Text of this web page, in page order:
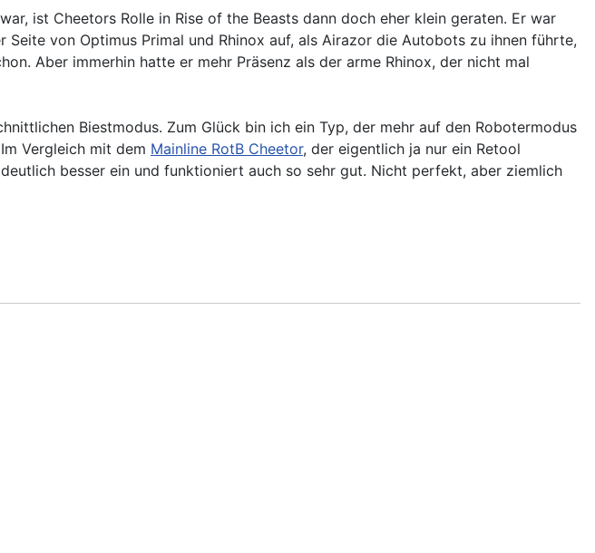
ist Cheetors Rolle in Rise of the Beasts dann doch eher klein geraten. Er war
von Optimus Primal und Rhinox auf, als Airazor die Autobots zu ihnen führte,
Aber immerhin hatte er mehr Präsenz als der arme Rhinox, der nicht mal
Biestmodus. Zum Glück bin ich ein Typ, der mehr auf den Robotermodus
Vergleich mit dem Mainline RotB Cheetor, der eigentlich ja nur ein Retool
besser ein und funktioniert auch so sehr gut. Nicht perfekt, aber ziemlich